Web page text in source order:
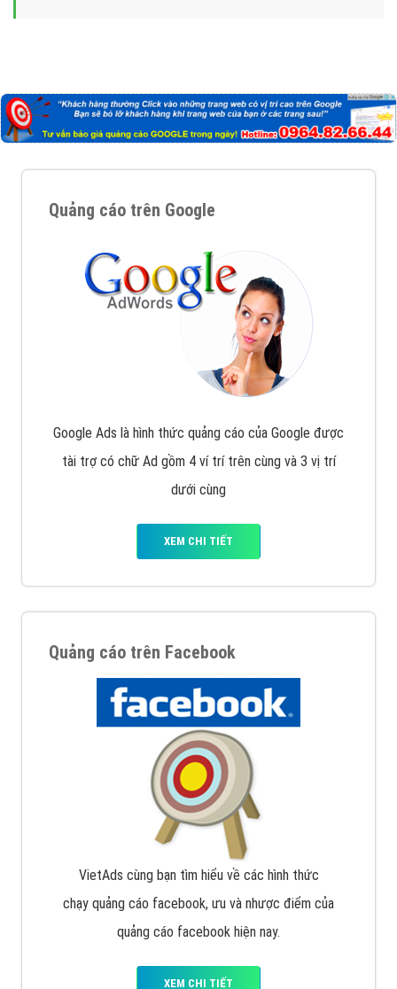
Quảng cáo trên Google
Google Ads là hình thức quảng cáo của Google được
tài trợ có chữ Ad gồm 4 ví trí trên cùng và 3 vị trí
dưới cùng
XEM CHI TIẾT
Quảng cáo trên Facebook
VietAds cùng bạn tìm hiểu về các hình thức
chạy quảng cáo facebook, ưu và nhược điểm của
quảng cáo facebook hiện nay.
XEM CHI TIẾT